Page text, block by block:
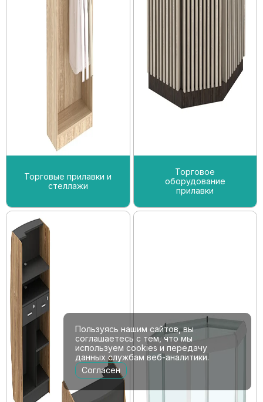
Торговые прилавки и
стеллажи
Торговое
оборудование
прилавки
Пользуясь нашим сайтов, вы
соглашаетесь с тем, что мы
используем cookies и передачу
данных службам веб-аналитики.
Согласен